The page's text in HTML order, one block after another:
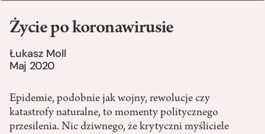
Życie po koronawirusie
Łukasz Moll
Maj 2020
Epidemie, podobnie jak wojny, rewolucje czy
katastrofy naturalne, to momenty politycznego
przesilenia. Nic dziwnego, że krytyczni myśliciele